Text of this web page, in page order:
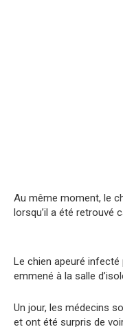
Au même moment, le
lorsqu’il a été retrouvé
Le chien apeuré
emmené à la salle
Un jour, les médecins
et ont été surpris de